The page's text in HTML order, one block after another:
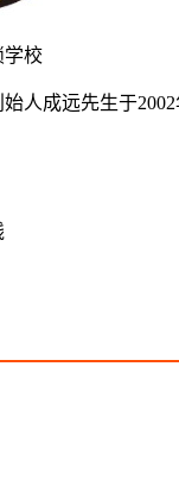
学校
人成远先生于